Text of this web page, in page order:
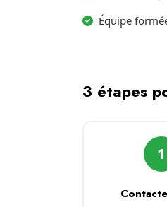
Équipe
3 étapes
1